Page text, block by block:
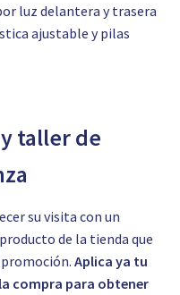
luz delantera y trasera
ajustable y pilas
taller de
su visita con un
de la tienda que
Aplica ya tu
compra para obtener